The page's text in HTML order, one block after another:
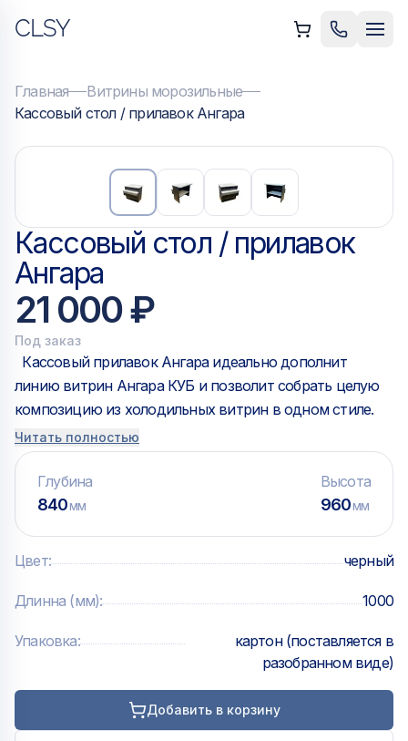
CLSY Позвонить
меню
Главная
Витрины морозильные
Кассовый стол / прилавок Ангара
Кассовый стол / прилавок
Ангара
21 000 ₽
Под заказ
Кассовый прилавок Ангара идеально дополнит
линию витрин Ангара КУБ и позволит собрать целую
композицию из холодильных витрин в одном стиле.
Читать полностью
Глубина
840мм
Высота
960мм
Цвет: черный
Длинна (мм): 1000
Упаковка:
картон (поставляется в
разобранном виде)
Добавить в корзину